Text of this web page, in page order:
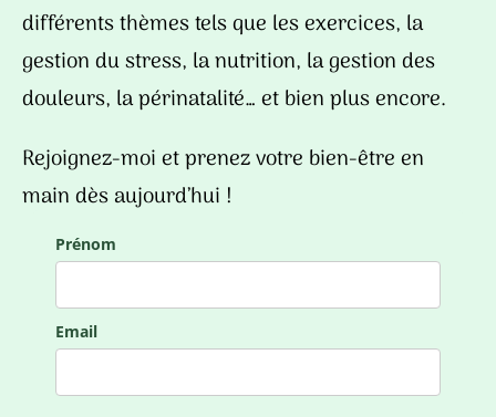
différents thèmes tels que les exercices, la
gestion du stress, la nutrition, la gestion des
douleurs, la périnatalité… et bien plus encore.
Rejoignez-moi et prenez votre bien-être en
main dès aujourd’hui !
Prénom
Email